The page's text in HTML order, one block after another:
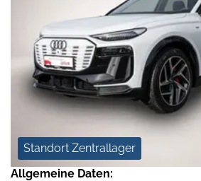
Standort Zentrallager
Allgemeine Daten: